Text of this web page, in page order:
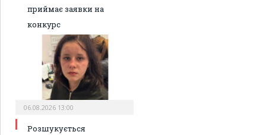
приймає заявки на
конкурс
06.08.2026 13:00
Розшукується